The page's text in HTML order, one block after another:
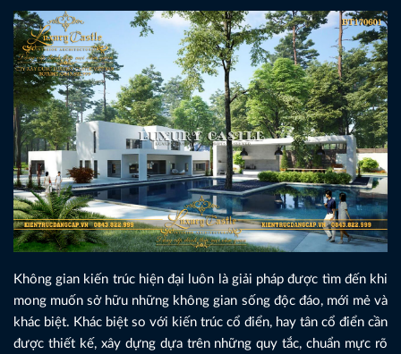
Không gian kiến trúc hiện đại luôn là giải pháp được tìm đến khi
mong muốn sở hữu những không gian sống độc đáo, mới mẻ và
khác biệt. Khác biệt so với kiến trúc cổ điển, hay tân cổ điển cần
được thiết kế, xây dựng dựa trên những quy tắc, chuẩn mực rõ